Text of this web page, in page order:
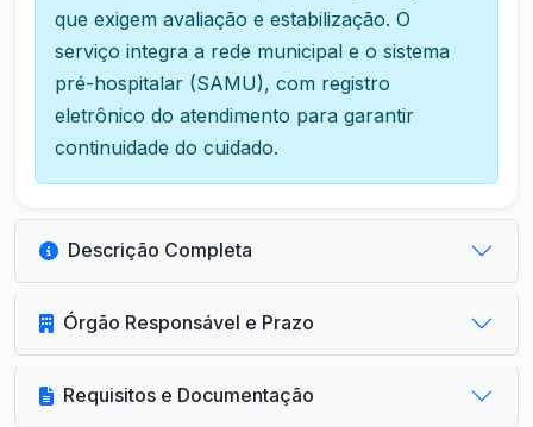
que exigem avaliação e estabilização. O
serviço integra a rede municipal e o sistema
pré-hospitalar (SAMU), com registro
eletrônico do atendimento para garantir
continuidade do cuidado.
Descrição Completa
Órgão Responsável e Prazo
Requisitos e Documentação